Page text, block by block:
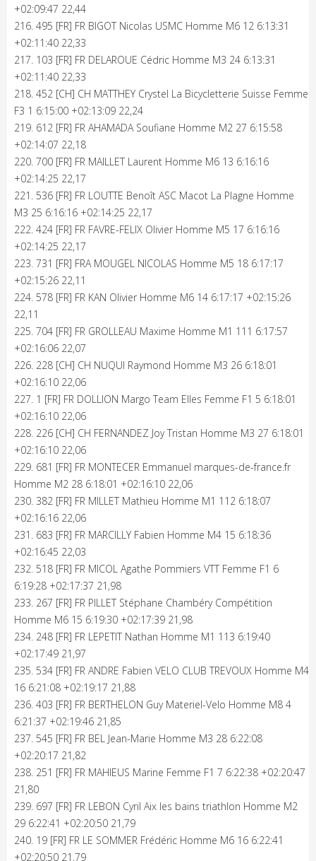
+02:09:47 22,44
216. 495 [FR] FR BIGOT Nicolas USMC Homme M6 12 6:13:31
+02:11:40 22,33
217. 103 [FR] FR DELAROUE Cédric Homme M3 24 6:13:31
+02:11:40 22,33
218. 452 [CH] CH MATTHEY Crystel La Bicycletterie Suisse Femme
F3 1 6:15:00 +02:13:09 22,24
219. 612 [FR] FR AHAMADA Soufiane Homme M2 27 6:15:58
+02:14:07 22,18
220. 700 [FR] FR MAILLET Laurent Homme M6 13 6:16:16
+02:14:25 22,17
221. 536 [FR] FR LOUTTE Benoît ASC Macot La Plagne Homme
M3 25 6:16:16 +02:14:25 22,17
222. 424 [FR] FR FAVRE-FELIX Olivier Homme M5 17 6:16:16
+02:14:25 22,17
223. 731 [FR] FRA MOUGEL NICOLAS Homme M5 18 6:17:17
+02:15:26 22,11
224. 578 [FR] FR KAN Olivier Homme M6 14 6:17:17 +02:15:26
22,11
225. 704 [FR] FR GROLLEAU Maxime Homme M1 111 6:17:57
+02:16:06 22,07
226. 228 [CH] CH NUQUI Raymond Homme M3 26 6:18:01
+02:16:10 22,06
227. 1 [FR] FR DOLLION Margo Team Elles Femme F1 5 6:18:01
+02:16:10 22,06
228. 226 [CH] CH FERNANDEZ Joy Tristan Homme M3 27 6:18:01
+02:16:10 22,06
229. 681 [FR] FR MONTECER Emmanuel marques-de-france.fr
Homme M2 28 6:18:01 +02:16:10 22,06
230. 382 [FR] FR MILLET Mathieu Homme M1 112 6:18:07
+02:16:16 22,06
231. 683 [FR] FR MARCILLY Fabien Homme M4 15 6:18:36
+02:16:45 22,03
232. 518 [FR] FR MICOL Agathe Pommiers VTT Femme F1 6
6:19:28 +02:17:37 21,98
233. 267 [FR] FR PILLET Stéphane Chambéry Compétition
Homme M6 15 6:19:30 +02:17:39 21,98
234. 248 [FR] FR LEPETIT Nathan Homme M1 113 6:19:40
+02:17:49 21,97
235. 534 [FR] FR ANDRE Fabien VELO CLUB TREVOUX Homme M4
16 6:21:08 +02:19:17 21,88
236. 403 [FR] FR BERTHELON Guy Materiel-Velo Homme M8 4
6:21:37 +02:19:46 21,85
237. 545 [FR] FR BEL Jean-Marie Homme M3 28 6:22:08
+02:20:17 21,82
238. 251 [FR] FR MAHIEUS Marine Femme F1 7 6:22:38 +02:20:47
21,80
239. 697 [FR] FR LEBON Cyril Aix les bains triathlon Homme M2
29 6:22:41 +02:20:50 21,79
240. 19 [FR] FR LE SOMMER Frédéric Homme M6 16 6:22:41
+02:20:50 21,79